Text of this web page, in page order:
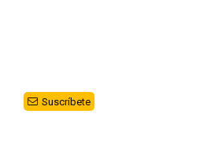
Suscríbete